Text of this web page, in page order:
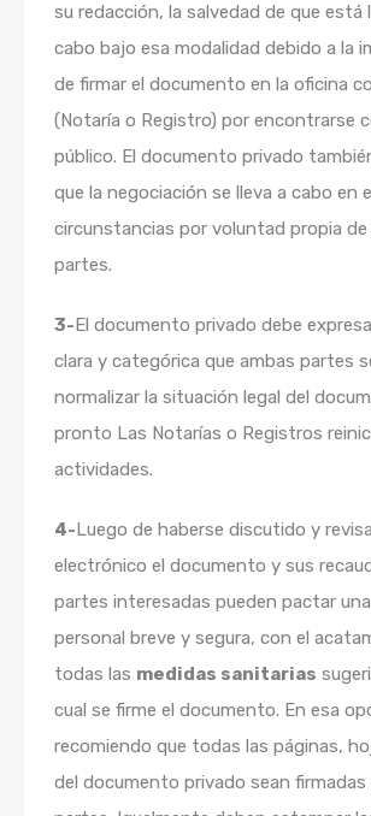
su redacción, la salvedad de que está
cabo bajo esa modalidad debido a la
de firmar el documento en la oficina
(Notaría o Registro) por encontrarse
público. El documento privado
que la negociación se lleva a cabo en
circunstancias por voluntad propia de
partes.
3-El documento privado debe
clara y categórica que ambas partes
normalizar la situación legal del
pronto Las Notarías o Registros
actividades.
4-Luego de haberse discutido y
electrónico el documento y sus
partes interesadas pueden pactar
personal breve y segura, con el
todas las medidas sanitarias
cual se firme el documento. En esa
recomiendo que todas las páginas,
del documento privado sean firmadas